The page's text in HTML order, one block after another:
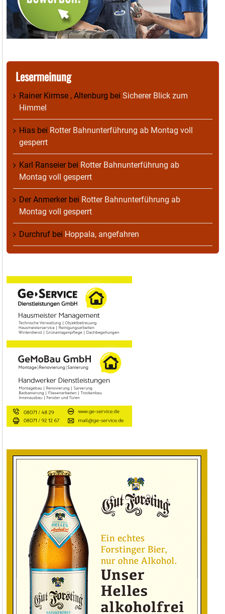
Lesermeinung
Rainer Kirmse , Altenburg bei Sicherer Blick zum
Himmel
Hias bei Rotter Bahnunterführung ab Montag voll
gesperrt
Karl Ranseierbei Rotter Bahnunterführung ab
Montag voll gesperrt
Der Anmerkerbei Rotter Bahnunterführung ab
Montag voll gesperrt
Durchruf bei Hoppala, angefahren